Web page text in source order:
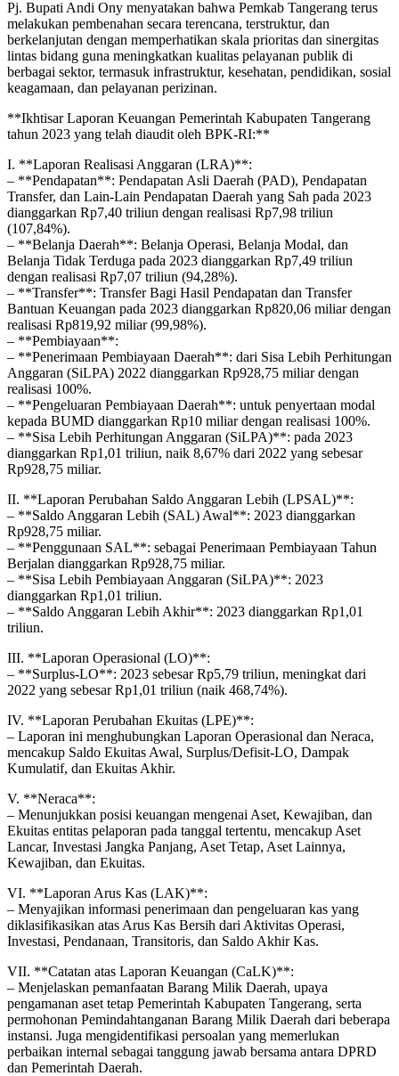
Pj. Bupati Andi Ony menyatakan bahwa Pemkab Tangerang terus
melakukan pembenahan secara terencana, terstruktur, dan
berkelanjutan dengan memperhatikan skala prioritas dan sinergitas
lintas bidang guna meningkatkan kualitas pelayanan publik di
berbagai sektor, termasuk infrastruktur, kesehatan, pendidikan, sosial
keagamaan, dan pelayanan perizinan.
**Ikhtisar Laporan Keuangan Pemerintah Kabupaten Tangerang
tahun 2023 yang telah diaudit oleh BPK-RI:**
I. **Laporan Realisasi Anggaran (LRA)**:
– **Pendapatan**: Pendapatan Asli Daerah (PAD), Pendapatan
Transfer, dan Lain-Lain Pendapatan Daerah yang Sah pada 2023
dianggarkan Rp7,40 triliun dengan realisasi Rp7,98 triliun
(107,84%).
– **Belanja Daerah**: Belanja Operasi, Belanja Modal, dan
Belanja Tidak Terduga pada 2023 dianggarkan Rp7,49 triliun
dengan realisasi Rp7,07 triliun (94,28%).
– **Transfer**: Transfer Bagi Hasil Pendapatan dan Transfer
Bantuan Keuangan pada 2023 dianggarkan Rp820,06 miliar dengan
realisasi Rp819,92 miliar (99,98%).
– **Pembiayaan**:
– **Penerimaan Pembiayaan Daerah**: dari Sisa Lebih Perhitungan
Anggaran (SiLPA) 2022 dianggarkan Rp928,75 miliar dengan
realisasi 100%.
– **Pengeluaran Pembiayaan Daerah**: untuk penyertaan modal
kepada BUMD dianggarkan Rp10 miliar dengan realisasi 100%.
– **Sisa Lebih Perhitungan Anggaran (SiLPA)**: pada 2023
dianggarkan Rp1,01 triliun, naik 8,67% dari 2022 yang sebesar
Rp928,75 miliar.
II. **Laporan Perubahan Saldo Anggaran Lebih (LPSAL)**:
– **Saldo Anggaran Lebih (SAL) Awal**: 2023 dianggarkan
Rp928,75 miliar.
– **Penggunaan SAL**: sebagai Penerimaan Pembiayaan Tahun
Berjalan dianggarkan Rp928,75 miliar.
– **Sisa Lebih Pembiayaan Anggaran (SiLPA)**: 2023
dianggarkan Rp1,01 triliun.
– **Saldo Anggaran Lebih Akhir**: 2023 dianggarkan Rp1,01
triliun.
III. **Laporan Operasional (LO)**:
– **Surplus-LO**: 2023 sebesar Rp5,79 triliun, meningkat dari
2022 yang sebesar Rp1,01 triliun (naik 468,74%).
IV. **Laporan Perubahan Ekuitas (LPE)**:
– Laporan ini menghubungkan Laporan Operasional dan Neraca,
mencakup Saldo Ekuitas Awal, Surplus/Defisit-LO, Dampak
Kumulatif, dan Ekuitas Akhir.
V. **Neraca**:
– Menunjukkan posisi keuangan mengenai Aset, Kewajiban, dan
Ekuitas entitas pelaporan pada tanggal tertentu, mencakup Aset
Lancar, Investasi Jangka Panjang, Aset Tetap, Aset Lainnya,
Kewajiban, dan Ekuitas.
VI. **Laporan Arus Kas (LAK)**:
– Menyajikan informasi penerimaan dan pengeluaran kas yang
diklasifikasikan atas Arus Kas Bersih dari Aktivitas Operasi,
Investasi, Pendanaan, Transitoris, dan Saldo Akhir Kas.
VII. **Catatan atas Laporan Keuangan (CaLK)**:
– Menjelaskan pemanfaatan Barang Milik Daerah, upaya
pengamanan aset tetap Pemerintah Kabupaten Tangerang, serta
permohonan Pemindahtanganan Barang Milik Daerah dari beberapa
instansi. Juga mengidentifikasi persoalan yang memerlukan
perbaikan internal sebagai tanggung jawab bersama antara DPRD
dan Pemerintah Daerah.